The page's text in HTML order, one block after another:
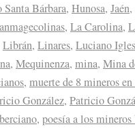
Bárbara, Hunosa, Jaén,
, La Carolina,
Librán, Linares, Luciano
, Mequinenza, mina, Mina
, muerte de 8 mineros en
González, Patricio
, poesía a los mineros